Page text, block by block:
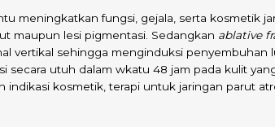
meningkatkan fungsi, gejala, serta kosmetik
maupun lesi pigmentasi. Sedangkan ablative
vertikal sehingga menginduksi penyembuhan
secara utuh dalam wkatu 48 jam pada kulit
kosmetik, terapi untuk jaringan parut